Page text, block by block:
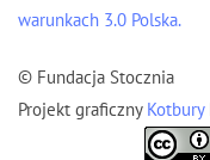
warunkach 3.0 Polska.
© Fundacja Stocznia
Projekt graficzny Kotbury